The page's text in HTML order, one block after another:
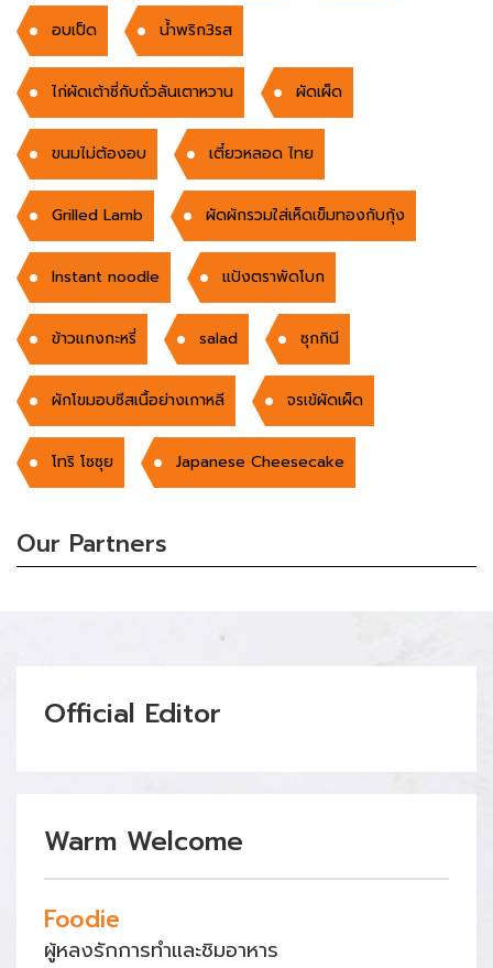
อบเป็ด น้ำพริก3รส
ไก่ผัดเต้าซี่กับถั่วลันเตาหวาน ผัดเผ็ด
ขนมไม่ต้องอบ เตี๋ยวหลอด ไทย
Grilled Lamb ผัดผักรวมใส่เห็ดเข็มทองกับกุ้ง
Instant noodle แป้งตราพัดโบก
ข้าวแกงกะหรี่ salad ซุกกินี
ผักโขมอบซีสเนื้อย่างเกาหลี จรเข้ผัดเผ็ด
โทริ โซซุย Japanese Cheesecake
Our Partners
Official Editor
Warm Welcome
Foodie
ผู้หลงรักการทำและชิมอาหาร